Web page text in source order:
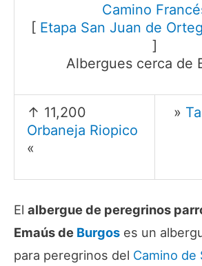
Camino
[ Etapa San Juan de
]
Albergues cerca de
↑ 11,200
Orbaneja Riopico
«
»
El albergue de peregrinos
Emaús de Burgos es un
para peregrinos del Camino de